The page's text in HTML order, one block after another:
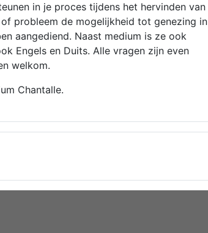
in je proces tijdens het hervinden van
probleem de mogelijkheid tot genezing in
aangediend. Naast medium is ze ook
Engels en Duits. Alle vragen zijn even
welkom.
Chantalle.